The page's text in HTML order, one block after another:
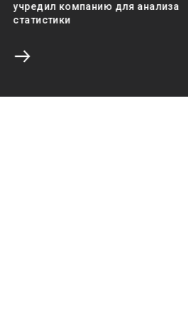
учредил компанию для анализа
статистики